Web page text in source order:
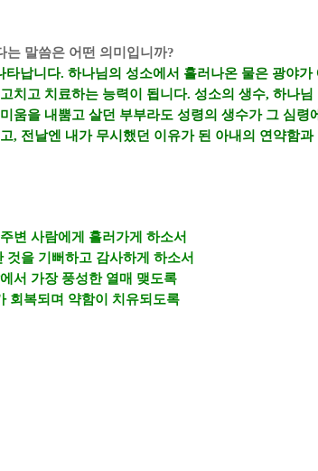
는 말씀은 어떤 의미입니까?
타납니다. 하나님의 성소에서 흘러나온 물은 광야
치고 치료하는 능력이 됩니다. 성소의 생수, 하나님
움을 내뿜고 살던 부부라도 성령의 생수가 그 심
, 전날엔 내가 무시했던 이유가 된 아내의 연약함
변 사람에게 흘러가게 하소서
것을 기뻐하고 감사하게 하소서
서 가장 풍성한 열매 맺도록
회복되며 약함이 치유되도록